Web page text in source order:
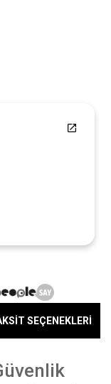
SEÇENEKLERİ